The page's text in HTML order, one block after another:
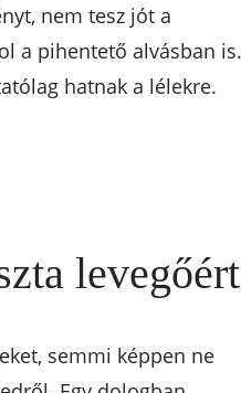
nem tesz jót a
a pihentető alvásban
hatnak a lélekre.
levegőért
semmi képpen ne